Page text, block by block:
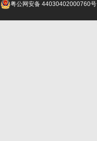
粤公网安备 44030402000760号